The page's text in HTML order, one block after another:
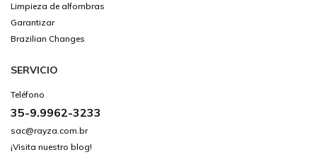
Limpieza de alfombras
Garantizar
Brazilian Changes
SERVICIO
Teléfono
35-9.9962-3233
sac@rayza.com.br
¡Visita nuestro blog!